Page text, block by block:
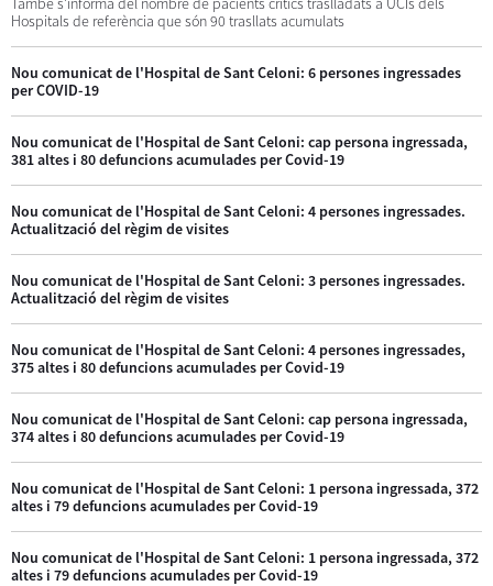
Hospitals de referència que són 90 trasllats acumulats
Nou comunicat de l'Hospital de Sant Celoni: 6 persones ingressades
per COVID-19
Nou comunicat de l'Hospital de Sant Celoni: cap persona ingressada,
381 altes i 80 defuncions acumulades per Covid-19
Nou comunicat de l'Hospital de Sant Celoni: 4 persones ingressades.
Actualització del règim de visites
Nou comunicat de l'Hospital de Sant Celoni: 3 persones ingressades.
Actualització del règim de visites
Nou comunicat de l'Hospital de Sant Celoni: 4 persones ingressades,
375 altes i 80 defuncions acumulades per Covid-19
Nou comunicat de l'Hospital de Sant Celoni: cap persona ingressada,
374 altes i 80 defuncions acumulades per Covid-19
Nou comunicat de l'Hospital de Sant Celoni: 1 persona ingressada, 372
altes i 79 defuncions acumulades per Covid-19
Nou comunicat de l'Hospital de Sant Celoni: 1 persona ingressada, 372
altes i 79 defuncions acumulades per Covid-19